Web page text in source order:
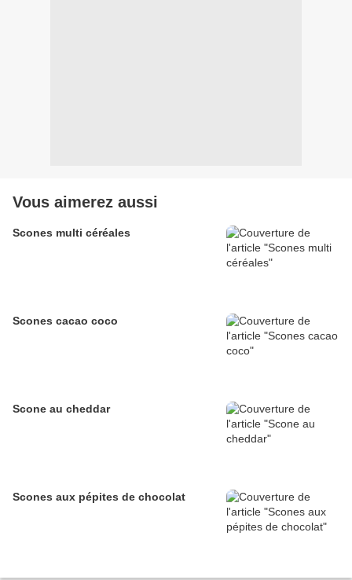
Vous aimerez aussi
Scones multi céréales
Scones cacao coco
Scone au cheddar
Scones aux pépites de chocolat